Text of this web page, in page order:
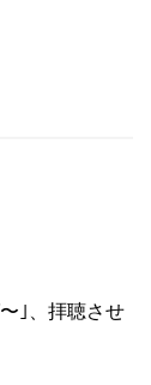
｣、拝聴させ